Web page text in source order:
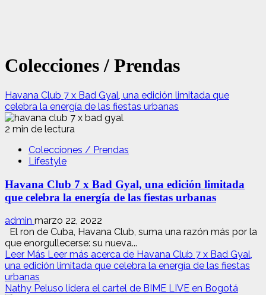
Colecciones / Prendas
Havana Club 7 x Bad Gyal, una edición limitada que
celebra la energía de las fiestas urbanas
2 min de lectura
Colecciones / Prendas
Lifestyle
Havana Club 7 x Bad Gyal, una edición limitada
que celebra la energía de las fiestas urbanas
admin marzo 22, 2022
El ron de Cuba, Havana Club, suma una razón más por la
que enorgullecerse: su nueva...
Leer Más Leer más acerca de Havana Club 7 x Bad Gyal,
una edición limitada que celebra la energía de las fiestas
urbanas
Nathy Peluso lidera el cartel de BIME LIVE en Bogotá